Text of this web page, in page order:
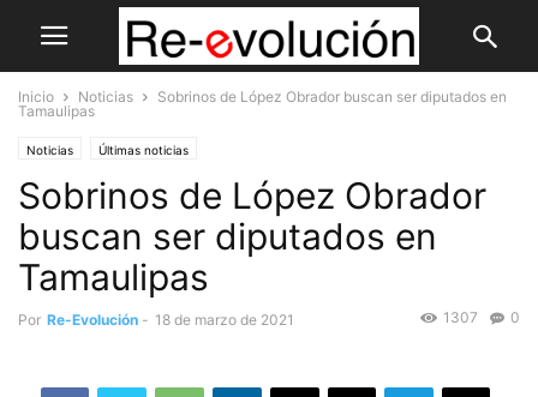
Inicio Noticias
Sobrinos de López Obrador buscan ser diputados en
Tamaulipas
Noticias Últimas noticias
Sobrinos de López Obrador
buscan ser diputados en
Tamaulipas
Por Re-Evolución - 18 de marzo de 2021 0
1307